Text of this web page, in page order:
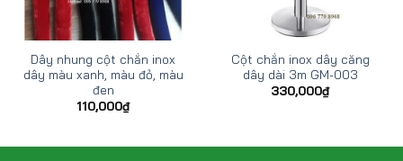
Dây nhung cột chắn inox
dây màu xanh, màu đỏ, màu
đen
110,000₫
Cột chắn inox dây căng
dây dài 3m GM-003
330,000₫